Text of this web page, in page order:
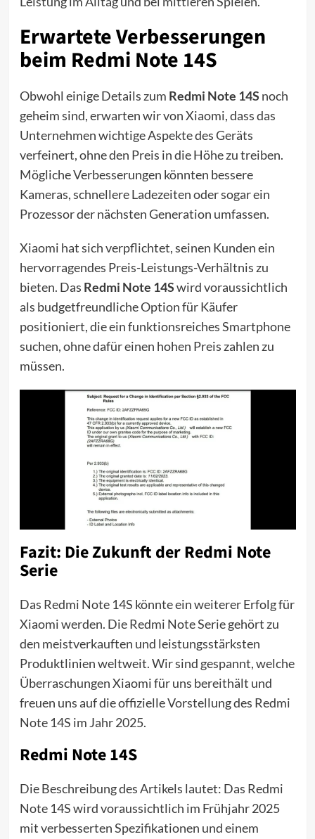
Erwartete Verbesserungen
beim Redmi Note 14S
Obwohl einige Details zum Redmi Note 14S noch
geheim sind, erwarten wir von Xiaomi, dass das
Unternehmen wichtige Aspekte des Geräts
verfeinert, ohne den Preis in die Höhe zu treiben.
Mögliche Verbesserungen könnten bessere
Kameras, schnellere Ladezeiten oder sogar ein
Prozessor der nächsten Generation umfassen.
Xiaomi hat sich verpflichtet, seinen Kunden ein
hervorragendes Preis-Leistungs-Verhältnis zu
bieten. Das Redmi Note 14Swird voraussichtlich
als budgetfreundliche Option für Käufer
positioniert, die ein funktionsreiches Smartphone
suchen, ohne dafür einen hohen Preis zahlen zu
müssen.
Fazit: Die Zukunft der Redmi Note
Serie
Das Redmi Note 14S könnte ein weiterer Erfolg für
Xiaomi werden. Die Redmi Note Serie gehört zu
den meistverkauften und leistungsstärksten
Produktlinien weltweit. Wir sind gespannt, welche
Überraschungen Xiaomi für uns bereithält und
freuen uns auf die offizielle Vorstellung des Redmi
Note 14S im Jahr 2025.
Redmi Note 14S
Die Beschreibung des Artikels lautet: Das Redmi
Note 14S wird voraussichtlich im Frühjahr 2025
mit verbesserten Spezifikationen und einem